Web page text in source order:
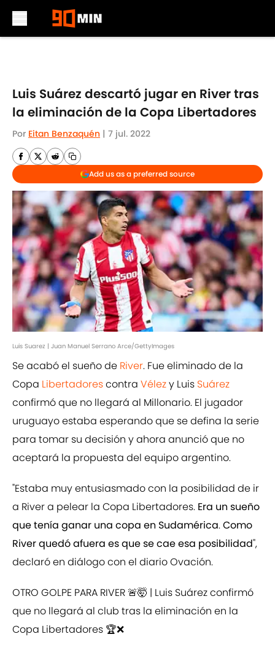
Luis Suárez descartó jugar en River tras
la eliminación de la Copa Libertadores
Por Eitan Benzaquén | 7 jul. 2022
Add us as a preferred source
Luis Suarez | Juan Manuel Serrano Arce/GettyImages
Se acabó el sueño de River. Fue eliminado de la
Copa Libertadorescontra Vélezy Luis Suárez
confirmó que no llegará al Millonario. El jugador
uruguayo estaba esperando que se defina la serie
para tomar su decisión y ahora anunció que no
aceptará la propuesta del equipo argentino.
"Estaba muy entusiasmado con la posibilidad de ir
a River a pelear la Copa Libertadores. Era un sueño
que tenía ganar una copa en Sudamérica.Como
River quedó afuera es que se cae esa posibilidad",
declaró en diálogo con el diario Ovación.
OTRO GOLPE PARA RIVER 🚨🤯 | Luis Suárez confirmó
que no llegará al club tras la eliminación en la
Copa Libertadores 🏆❌️